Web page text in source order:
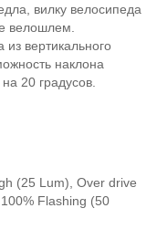
вилку велосипеда
велошлем.
вертикального
наклона
20 градусов.
(25 Lum), Over drive
Flashing (50